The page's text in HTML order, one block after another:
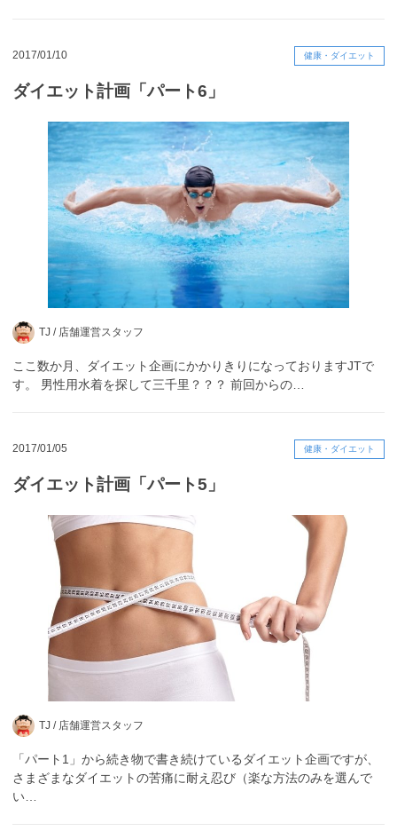
2017/01/10 健康・ダイエット
ダイエット計画「パート6」
TJ / 店舗運営スタッフ
ここ数か月、ダイエット企画にかかりきりになっておりますJTで
す。 男性用水着を探して三千里？？？ 前回からの…
2017/01/05 健康・ダイエット
ダイエット計画「パート5」
TJ / 店舗運営スタッフ
「パート1」から続き物で書き続けているダイエット企画ですが、
さまざまなダイエットの苦痛に耐え忍び（楽な方法のみを選んで
い…